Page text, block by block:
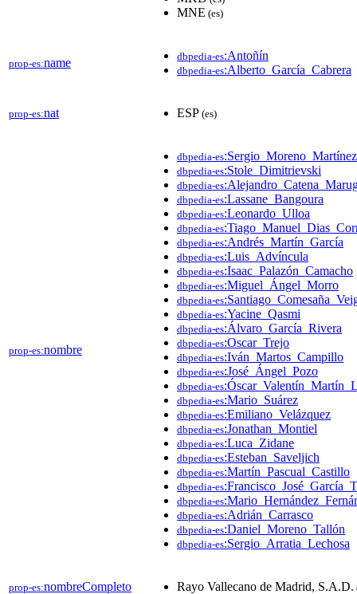
MNE (es)
prop-es:name dbpedia-es:Antoñín
dbpedia-es:Alberto_García_Cabrera
prop-es:nat ESP (es)
prop-es:nombre
dbpedia-es:Sergio_Moreno_Martínez
dbpedia-es:Stole_Dimitrievski
dbpedia-es
dbpedia-es:Lassane_Bangoura
dbpedia-es:Leonardo_Ulloa
dbpedia-es
dbpedia-es:Andrés_Martín_García
dbpedia-es:Luis_Advíncula
dbpedia-es:Isaac_Palazón_Camacho
dbpedia-es:Miguel_Ángel_Morro
dbpedia-es
dbpedia-es:Yacine_Qasmi
dbpedia-es:Álvaro_García_Rivera
dbpedia-es:Oscar_Trejo
dbpedia-es:Iván_Martos_Campillo
dbpedia-es:José_Ángel_Pozo
dbpedia-es
dbpedia-es:Mario_Suárez
dbpedia-es:Emiliano_Velázquez
dbpedia-es:Jonathan_Montiel
dbpedia-es:Luca_Zidane
dbpedia-es:Esteban_Saveljich
dbpedia-es:Martín_Pascual_Castillo
dbpedia-es
dbpedia-es
dbpedia-es:Adrián_Carrasco
dbpedia-es:Daniel_Moreno_Tallón
dbpedia-es:Sergio_Arratia_Lechosa
prop-es:nombreCompleto Rayo Vallecano de Madrid, S.A.D.